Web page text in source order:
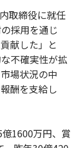
取締役に就任
採用を通じ
献した」と
不確実性が拡
場状況の中
酬を支給し
1600万円、賞